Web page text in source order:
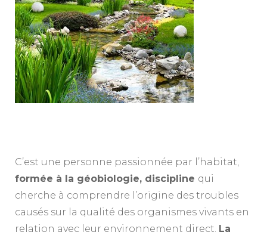
C’est une personne passionnée par l’habitat,
formée à la géobiologie, discipline qui
cherche à comprendre l’origine des troubles
causés sur la qualité des organismes vivants en
relation avec leur environnement direct. La